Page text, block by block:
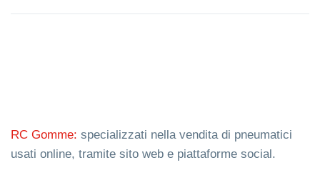
RC Gomme: specializzati nella vendita di pneumatici
usati online, tramite sito web e piattaforme social.